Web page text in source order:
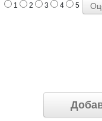
1 2 3 4 5